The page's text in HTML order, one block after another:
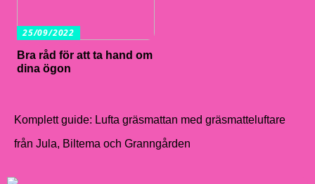
25/09/2022
Bra råd för att ta hand om
dina ögon
Komplett guide: Lufta gräsmattan med gräsmatteluftare
från Jula, Biltema och Granngården